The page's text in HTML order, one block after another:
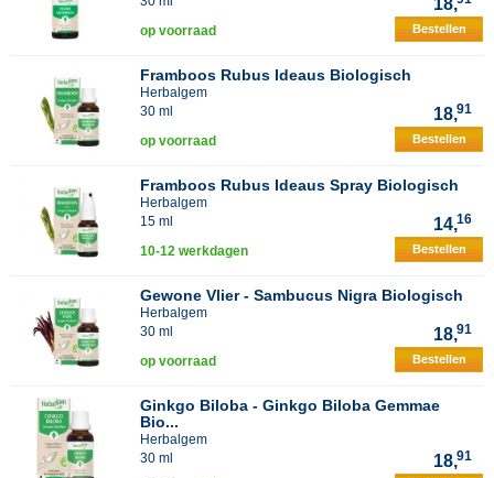
18,
op voorraad Bestellen
Framboos Rubus Ideaus Biologisch
Herbalgem
30 ml
18,91
op voorraad Bestellen
Framboos Rubus Ideaus Spray Biologisch
Herbalgem
15 ml
14,16
10-12 werkdagen Bestellen
Gewone Vlier - Sambucus Nigra Biologisch
Herbalgem
30 ml
18,91
op voorraad Bestellen
Ginkgo Biloba - Ginkgo Biloba Gemmae
Bio...
Herbalgem
30 ml
18,91